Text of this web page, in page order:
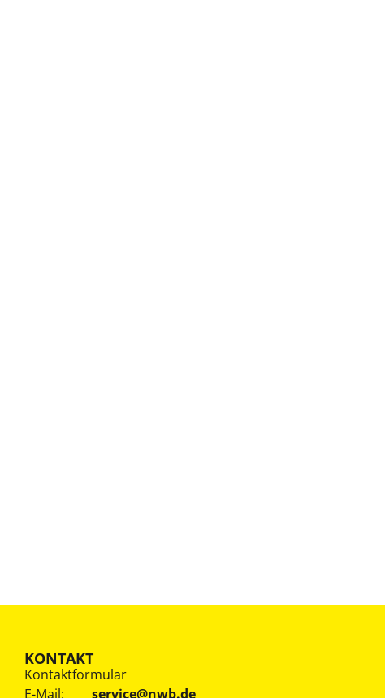
KONTAKT
Kontaktformular
E-Mail:
service@nwb.de